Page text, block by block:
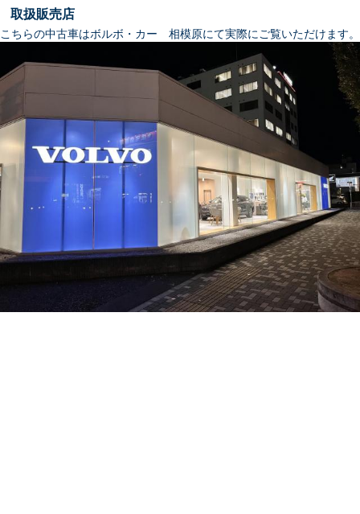
取扱販売店
こちらの中古車はボルボ・カー 相模原にて実際にご覧いただけます。